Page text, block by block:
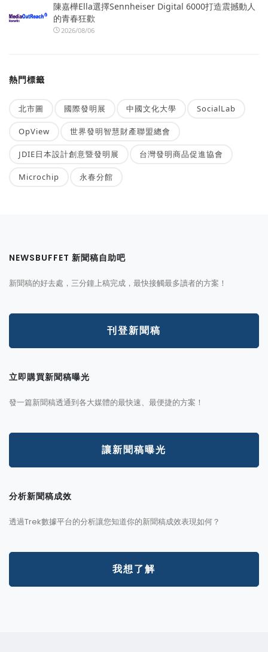
陳嘉樺Ella選擇Sennheiser Digital 6000打造震撼動人
的青春狂歡
2026/08/06
熱門標籤
北市圖 國際發明展 中國文化大學 SocialLab
OpView 世界發明智慧財產聯盟總會
JDIE日本設計創意暨發明展 台灣發明商品促進協會
Microchip 永春分館
NEWSBUFFET 新聞稿自助吧
新聞稿的好去處，三分鐘上稿完成，最快接觸最多讀者的方案！
刊登新聞稿
立即購買新聞稿曝光
發一篇新聞稿透通到各大媒體的最快速、最便捷的方案！
讓新聞稿曝光
分析新聞稿成效
透過Trek數據平台的分析讓您知道你的新聞稿成效表現如何？
我想了解